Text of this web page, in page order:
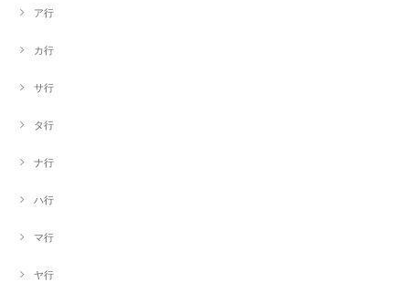
ア行
カ行
サ行
タ行
ナ行
ハ行
マ行
ヤ行